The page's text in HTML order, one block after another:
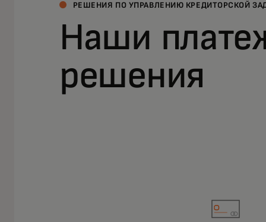
РЕШЕНИЯ ПО УПРАВЛЕНИЮ КРЕДИТОРСКОЙ
Наши
решения